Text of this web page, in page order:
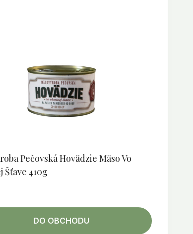
Pečovská Hovädzie Mäso Vo
Šťave 410g
DO OBCHODU